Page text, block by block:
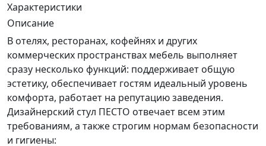
Характеристики
Описание
В отелях, ресторанах, кофейнях и других
коммерческих пространствах мебель выполняет
сразу несколько функций: поддерживает общую
эстетику, обеспечивает гостям идеальный уровень
комфорта, работает на репутацию заведения.
Дизайнерский стул ПЕСТО отвечает всем этим
требованиям, а также строгим нормам безопасности
и гигиены: